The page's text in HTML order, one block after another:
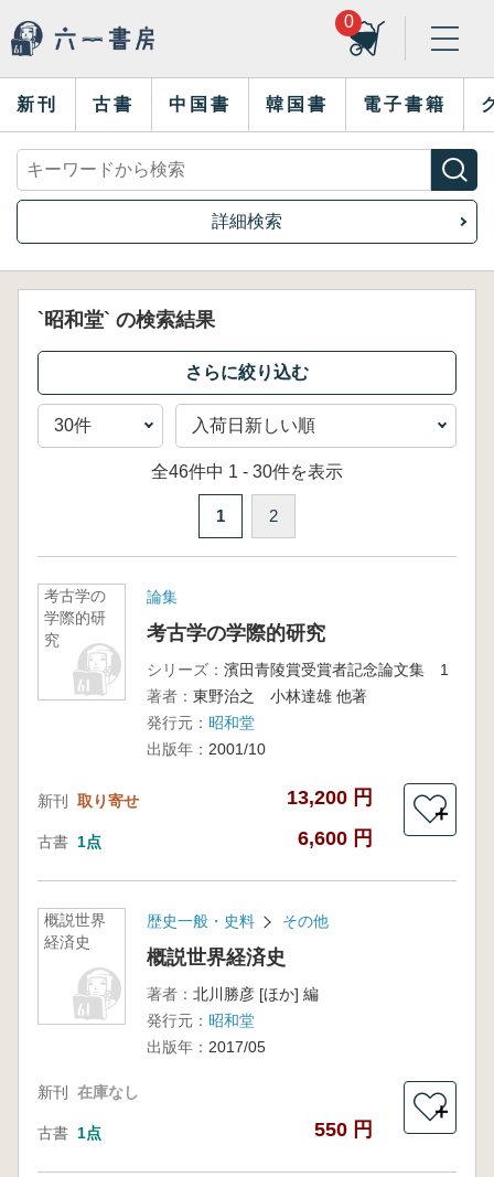
0
新刊 古書 中国書 韓国書 電子書籍
詳細検索
`昭和堂` の検索結果
全46件中 1 - 30件を表示
1 2
考古学の
学際的研
究
論集
考古学の学際的研究
シリーズ： 濱田青陵賞受賞者記念論文集 1
著者： 東野治之 小林達雄 他著
発行元： 昭和堂
出版年： 2001/10
新刊 取り寄せ 13,200 円
古書 1点 6,600 円
＋
概説世界
経済史
歴史一般・史料 その他
概説世界経済史
著者： 北川勝彦 [ほか] 編
発行元： 昭和堂
出版年： 2017/05
新刊 在庫なし
古書 1点 550 円
＋